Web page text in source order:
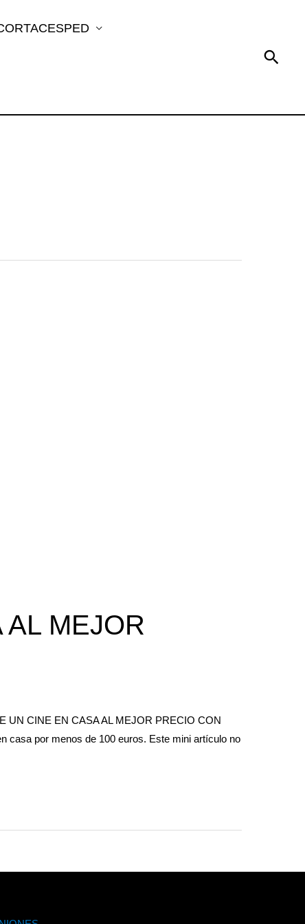
MEJOR
UN CINE EN CASA AL MEJOR PRECIO CON
casa por menos de 100 euros. Este mini artículo no